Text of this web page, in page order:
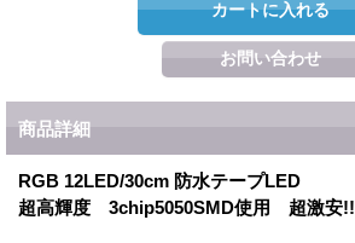
商品詳細
RGB 12LED/30cm 防水テープLED
超高輝度 3chip5050SMD使用 超激安!!